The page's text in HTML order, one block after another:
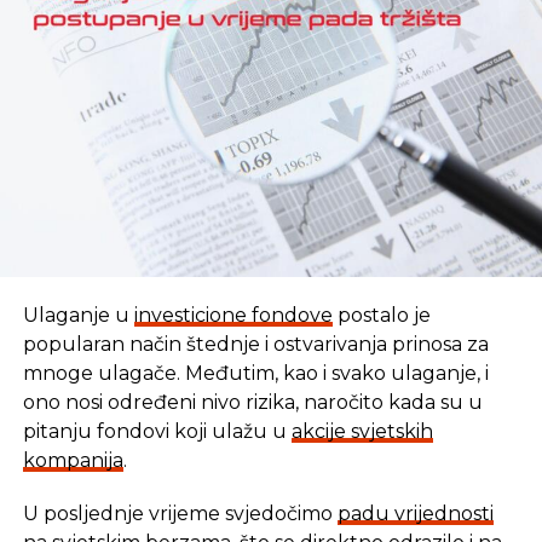
REKLAMA
U vremenu kada tradicionalni oblici štednje nude
Ulaganje u investicione fondove postalo je
popularan način štednje i ostvarivanja prinosa za
mnoge ulagače. Međutim, kao i svako ulaganje, i
ono nosi određeni nivo rizika, naročito kada su u
pitanju fondovi koji ulažu u akcije svjetskih
kompanija.
U posljednje vrijeme svjedočimo padu vrijednosti